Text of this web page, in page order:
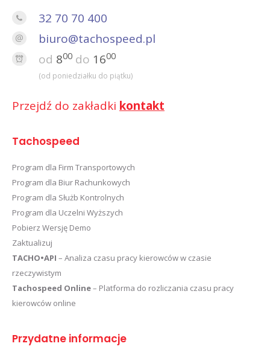
32 70 70 400
biuro@tachospeed.pl
od 800 do 1600
(od poniedziałku do piątku)
Przejdź do zakładki kontakt
Tachospeed
Program dla Firm Transportowych
Program dla Biur Rachunkowych
Program dla Służb Kontrolnych
Program dla Uczelni Wyższych
Pobierz Wersję Demo
Zaktualizuj
TACHO•API – Analiza czasu pracy kierowców w czasie
rzeczywistym
Tachospeed Online– Platforma do rozliczania czasu pracy
kierowców online
Przydatne informacje